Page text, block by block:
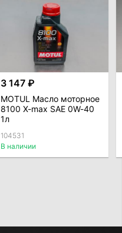
3 147 ₽
MOTUL Масло моторное
8100 X-max SAE 0W-40
1л
104531
В наличии